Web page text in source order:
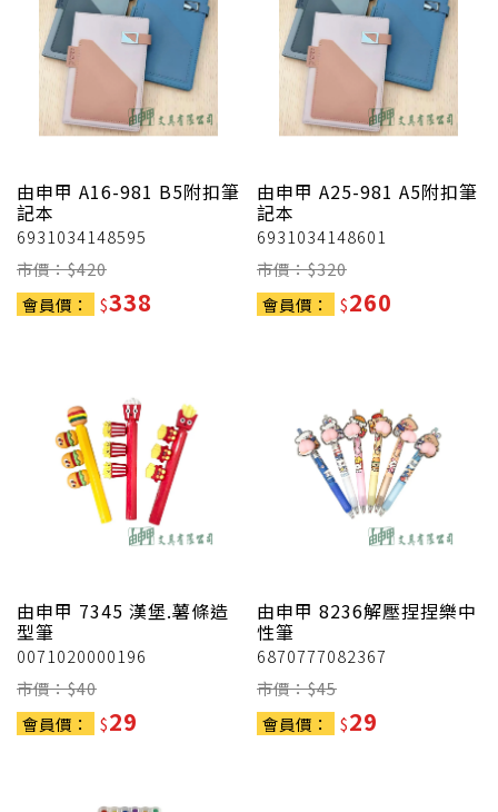
由申甲 A16-981 B5附扣筆
記本
6931034148595
市價：$420
會員價：
$338
由申甲 A25-981 A5附扣筆
記本
6931034148601
市價：$320
會員價：
$260
由申甲 7345 漢堡.薯條造
型筆
0071020000196
市價：$40
會員價：
$29
由申甲 8236解壓捏捏樂中
性筆
6870777082367
市價：$45
會員價：
$29